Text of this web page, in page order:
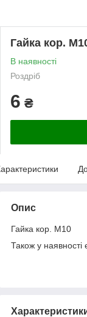
Гайка кор.
В наявності
Роздріб
6 ₴
Опис
Гайка кор. М10
Також у наявності